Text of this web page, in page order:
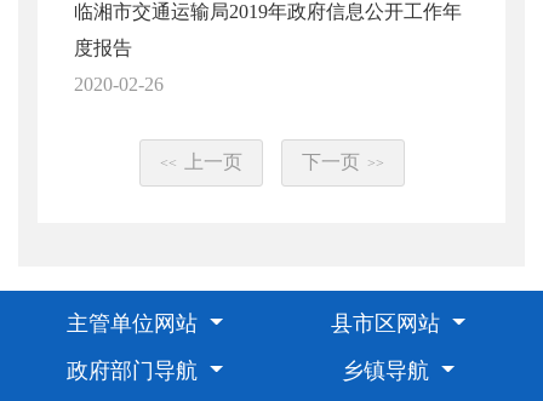
临湘市交通运输局2019年政府信息公开工作年
度报告
2020-02-26
<< 上一页 下一页 >>
主管单位网站
县市区网站
政府部门导航
乡镇导航